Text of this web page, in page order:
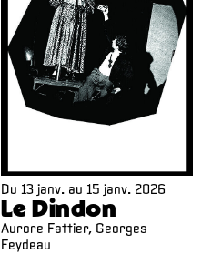
Du 13 janv.au 15 janv. 2026
Le Dindon
Aurore Fattier, Georges
Feydeau